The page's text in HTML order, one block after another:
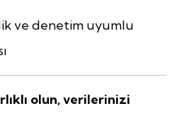
ve denetim uyumlu
olun, verilerinizi